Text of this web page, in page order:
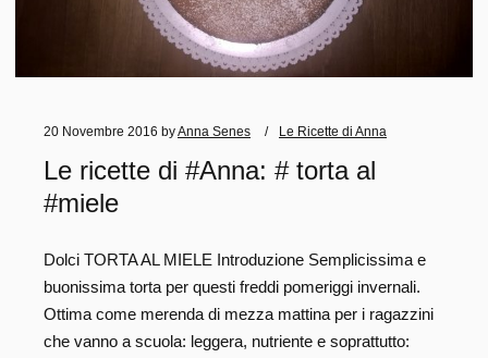
20 Novembre 2016 byAnna Senes Le Ricette di Anna
Le ricette di #Anna: # torta al
#miele
Dolci TORTA AL MIELE Introduzione Semplicissima e
buonissima torta per questi freddi pomeriggi invernali.
Ottima come merenda di mezza mattina per i ragazzini
che vanno a scuola: leggera, nutriente e soprattutto: